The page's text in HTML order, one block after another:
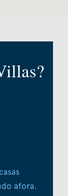
afora.